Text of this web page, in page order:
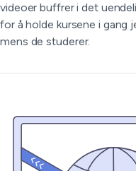
videoer buffrer i det
for å holde kursene i gang
mens de studerer.